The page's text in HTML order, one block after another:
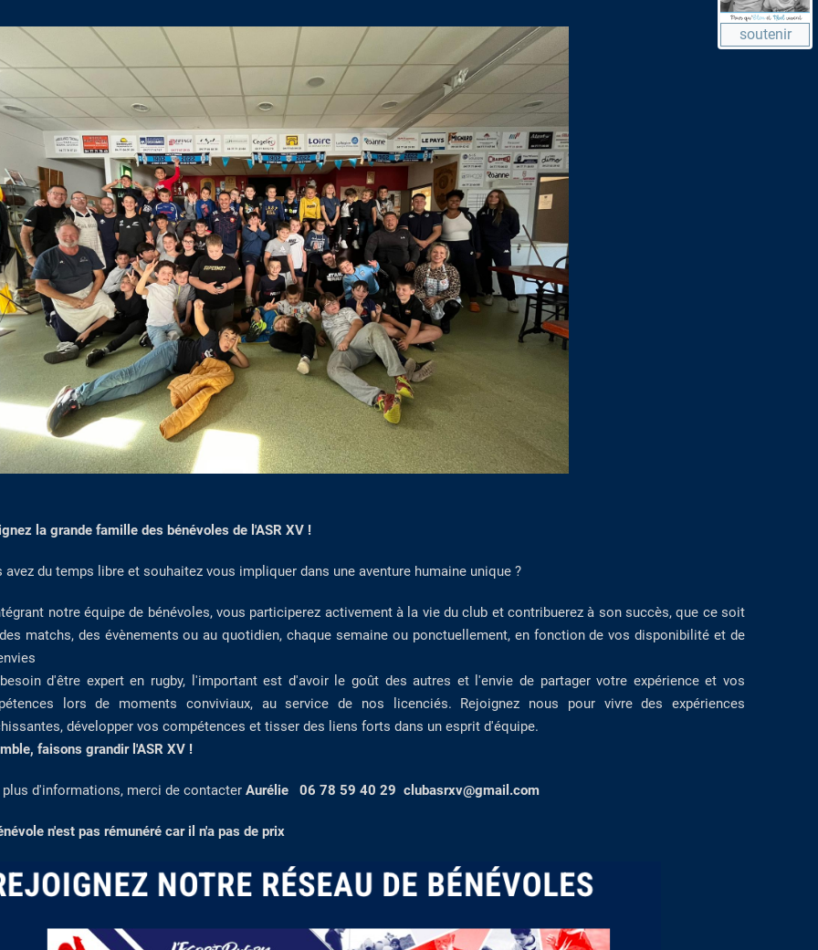
la grande famille des bénévoles de l'ASR XV !
avez du temps libre et souhaitez vous impliquer dans une aventure humaine unique ?
notre équipe de bénévoles, vous participerez activement à la vie du club et contribuerez à son succès, que ce soit
matchs, des évènements ou au quotidien, chaque semaine ou ponctuellement, en fonction de vos disponibilité et de
d'être expert en rugby, l'important est d'avoir le goût des autres et l'envie de partager votre expérience et vos
lors de moments conviviaux, au service de nos licenciés. Rejoignez nous pour vivre des expériences
développer vos compétences et tisser des liens forts dans un esprit d'équipe.
faisons grandir l'ASR XV !
plus d'informations, merci de contacter Aurélie 06 78 59 40 29 clubasrxv@gmail.com
n'est pas rémunéré car il n'a pas de prix
soutenir